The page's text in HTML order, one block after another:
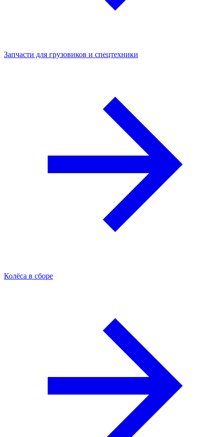
Запчасти для грузовиков и спецтехники
Колёса в сборе